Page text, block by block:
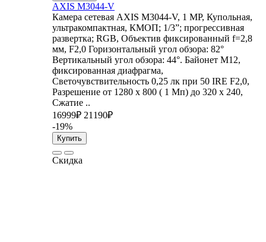
AXIS M3044-V
Камера сетевая AXIS M3044-V, 1 MP, Купольная,
ультракомпактная, КМОП; 1/3”; прогрессивная
развертка; RGB, Объектив фиксированный f=2,8
мм, F2,0 Горизонтальный угол обзора: 82°
Вертикальный угол обзора: 44°. Байонет М12,
фиксированная диафрагма,
Светочувствительность 0,25 лк при 50 IRE F2,0,
Разрешение от 1280 x 800 ( 1 Мп) до 320 x 240,
Сжатие ..
16999₽ 21190₽
-19%
Купить
Скидка